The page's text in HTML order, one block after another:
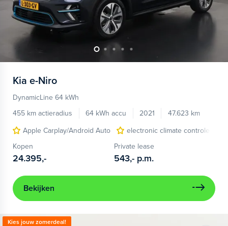
Kia e-Niro
DynamicLine 64 kWh
455 km actieradius
64 kWh accu 2021
47.623 km
Apple Carplay/Android Auto
electronic climate controle
Kopen
24.395,-
Private lease
543,- p.m.
Bekijken
Kies jouw zomerdeal!